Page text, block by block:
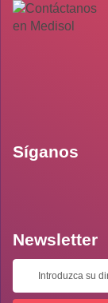
Síganos
Newsletter